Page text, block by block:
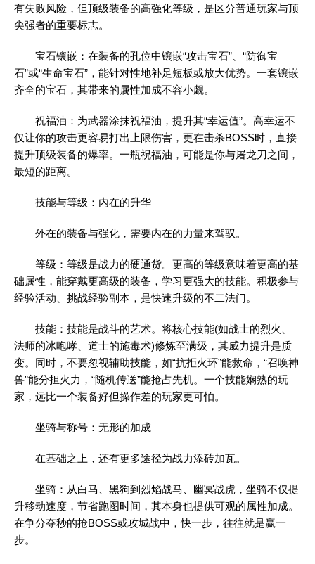
有失败风险，但顶级装备的高强化等级，是区分普通玩家与顶
尖强者的重要标志。
宝石镶嵌：在装备的孔位中镶嵌“攻击宝石”、“防御宝
石”或“生命宝石”，能针对性地补足短板或放大优势。一套镶嵌
齐全的宝石，其带来的属性加成不容小觑。
祝福油：为武器涂抹祝福油，提升其“幸运值”。高幸运不
仅让你的攻击更容易打出上限伤害，更在击杀BOSS时，直接
提升顶级装备的爆率。一瓶祝福油，可能是你与屠龙刀之间，
最短的距离。
技能与等级：内在的升华
外在的装备与强化，需要内在的力量来驾驭。
等级：等级是战力的硬通货。更高的等级意味着更高的基
础属性，能穿戴更高级的装备，学习更强大的技能。积极参与
经验活动、挑战经验副本，是快速升级的不二法门。
技能：技能是战斗的艺术。将核心技能(如战士的烈火、
法师的冰咆哮、道士的施毒术)修炼至满级，其威力提升是质
变。同时，不要忽视辅助技能，如“抗拒火环”能救命，“召唤神
兽”能分担火力，“随机传送”能抢占先机。一个技能娴熟的玩
家，远比一个装备好但操作差的玩家更可怕。
坐骑与称号：无形的加成
在基础之上，还有更多途径为战力添砖加瓦。
坐骑：从白马、黑狗到烈焰战马、幽冥战虎，坐骑不仅提
升移动速度，节省跑图时间，其本身也提供可观的属性加成。
在争分夺秒的抢BOSS或攻城战中，快一步，往往就是赢一
步。